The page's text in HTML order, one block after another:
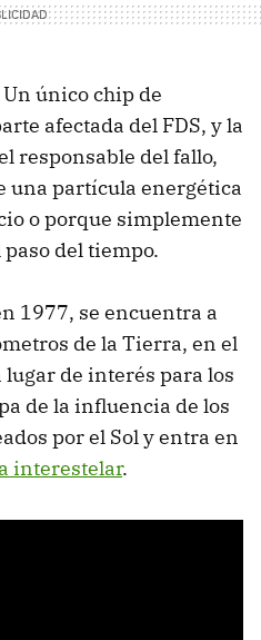
Un único chip de
afectada del FDS, y la
responsable del fallo,
una partícula energética
o porque simplemente
paso del tiempo.
1977, se encuentra a
de la Tierra, en el
de interés para los
de la influencia de los
por el Sol y entra en
interestelar.